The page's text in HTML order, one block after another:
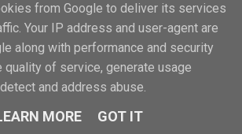
from Google to deliver its services
Your IP address and user-agent are
along with performance and security
quality of service, generate usage
and address abuse.
MORE GOT IT